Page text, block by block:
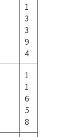
1
3
3
9
4
1
1
6
5
8